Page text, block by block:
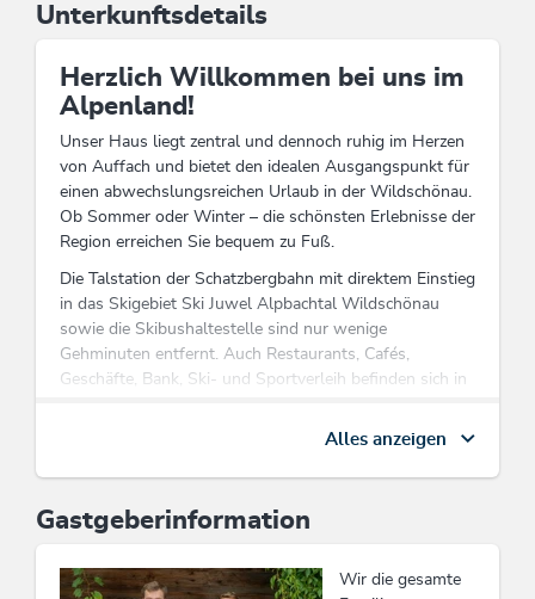
Unterkunftsdetails
Herzlich Willkommen bei uns im
Alpenland!
Unser Haus liegt zentral und dennoch ruhig im Herzen
von Auffach und bietet den idealen Ausgangspunkt für
einen abwechslungsreichen Urlaub in der Wildschönau.
Ob Sommer oder Winter – die schönsten Erlebnisse der
Region erreichen Sie bequem zu Fuß.
Die Talstation der Schatzbergbahn mit direktem Einstieg
in das Skigebiet Ski Juwel Alpbachtal Wildschönau
sowie die Skibushaltestelle sind nur wenige
Gehminuten entfernt. Auch Restaurants, Cafés,
Geschäfte, Bank, Ski- und Sportverleih befinden sich in
Bergwelt der Wildschönau zu entdecken. Von
aussichtsreichen Gipfeltouren finden Natur- und
Bergliebhaber hier beste Voraussetzungen für
Alles anzeigen
Gastgeberinformation
Wir die gesamte